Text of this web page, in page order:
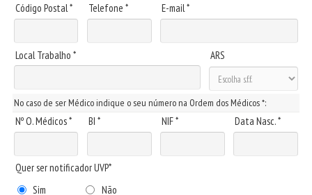
Código Postal * Telefone * E-mail *
Local Trabalho * ARS
No caso de ser Médico indique o seu número na Ordem dos Médicos *:
Nº O. Médicos * BI * NIF * Data Nasc. *
Quer ser notificador UVP*
Sim
Não